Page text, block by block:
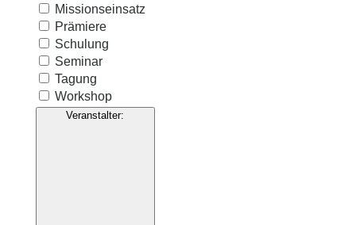
Missionseinsatz
Prämiere
Schulung
Seminar
Tagung
Workshop
Veranstalter: